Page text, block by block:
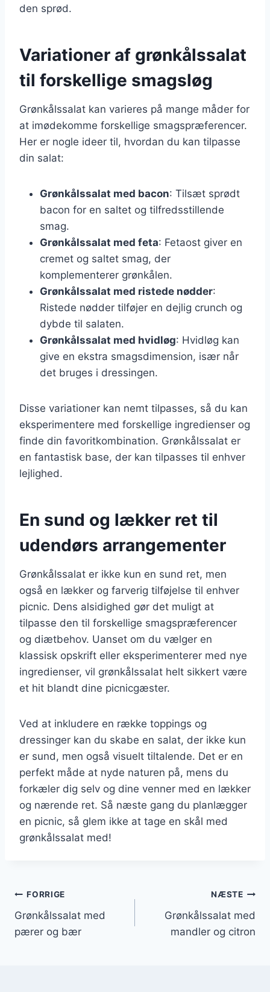
den sprød.
Variationer af grønkålssalat
til forskellige smagsløg
Grønkålssalat kan varieres på mange måder for
at imødekomme forskellige smagspræferencer.
Her er nogle ideer til, hvordan du kan tilpasse
din salat:
Grønkålssalat med bacon: Tilsæt sprødt
bacon for en saltet og tilfredsstillende
smag.
Grønkålssalat med feta: Fetaost giver en
cremet og saltet smag, der
komplementerer grønkålen.
Grønkålssalat med ristede nødder:
Ristede nødder tilføjer en dejlig crunch og
dybde til salaten.
Grønkålssalat med hvidløg: Hvidløg kan
give en ekstra smagsdimension, især når
det bruges i dressingen.
Disse variationer kan nemt tilpasses, så du kan
eksperimentere med forskellige ingredienser og
finde din favoritkombination. Grønkålssalat er
en fantastisk base, der kan tilpasses til enhver
lejlighed.
En sund og lækker ret til
udendørs arrangementer
Grønkålssalat er ikke kun en sund ret, men
også en lækker og farverig tilføjelse til enhver
picnic. Dens alsidighed gør det muligt at
tilpasse den til forskellige smagspræferencer
og diætbehov. Uanset om du vælger en
klassisk opskrift eller eksperimenterer med nye
ingredienser, vil grønkålssalat helt sikkert være
et hit blandt dine picnicgæster.
Ved at inkludere en række toppings og
dressinger kan du skabe en salat, der ikke kun
er sund, men også visuelt tiltalende. Det er en
perfekt måde at nyde naturen på, mens du
forkæler dig selv og dine venner med en lækker
og nærende ret. Så næste gang du planlægger
en picnic, så glem ikke at tage en skål med
grønkålssalat med!
Indlægsnavigation
FORRIGE
Grønkålssalat med
pærer og bær
NÆSTE
Grønkålssalat med
mandler og citron